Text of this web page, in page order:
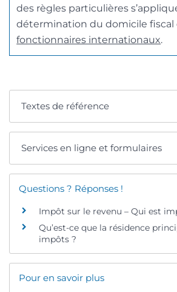
des règles particulières
détermination du domicile fiscal
fonctionnaires internationaux.
Textes de référence
Services en ligne et formulaires
Questions ? Réponses !
Impôt sur le revenu – Qui est
Qu’est-ce que la résidence
impôts ?
Pour en savoir plus